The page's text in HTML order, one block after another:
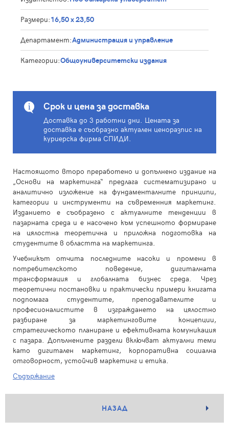
Размери:16,50 х 23,50
Департамент:Администрация и управление
Категории:Общоуниверситетски издания
Срок и цена за доставка
Доставка до 3 работни дни. Цената за
доставка е съобразно актуален ценоразпис на
куриерска фирма СПИДИ.
Настоящото второ преработено и допълнено издание на
„Основи на маркетинга“ предлага систематизирано и
аналитично изложение на фундаменталните принципи,
категории и инструменти на съвременния маркетинг.
Изданието е съобразено с актуалните тенденции в
пазарната среда и е насочено към успешното формиране
на цялостна теоретична и приложна подготовка на
студентите в областта на маркетинга.
Учебникът отчита последните насоки и промени в
потребителското поведение, дигиталната
трансформация и глобалната бизнес среда. Чрез
теоретични постановки и практически примери книгата
подпомага студентите, преподавателите и
професионалистите в изграждането на цялостно
разбиране за маркетинговите концепции,
стратегическото планиране и ефективната комуникация
с пазара. Допълнените раздели включват актуални теми
като дигитален маркетинг, корпоративна социална
отговорност, устойчив маркетинг и етика.
Съдържание
НАЗАД